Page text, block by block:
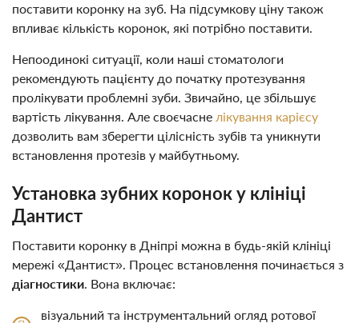
поставити коронку на зуб. На підсумкову ціну також
впливає кількість коронок, які потрібно поставити.
Непоодинокі ситуації, коли наші стоматологи
рекомендують пацієнту до початку протезування
пролікувати проблемні зуби. Звичайно, це збільшує
вартість лікування. Але своєчасне лікування карієсу
дозволить вам зберегти цілісність зубів та уникнути
встановлення протезів у майбутньому.
Установка зубних коронок у клініці
Дантист
Поставити коронку в Дніпрі можна в будь-якій клініці
мережі «Дантист». Процес встановлення починається з
діагностики. Вона включає:
візуальний та інструментальний огляд ротової